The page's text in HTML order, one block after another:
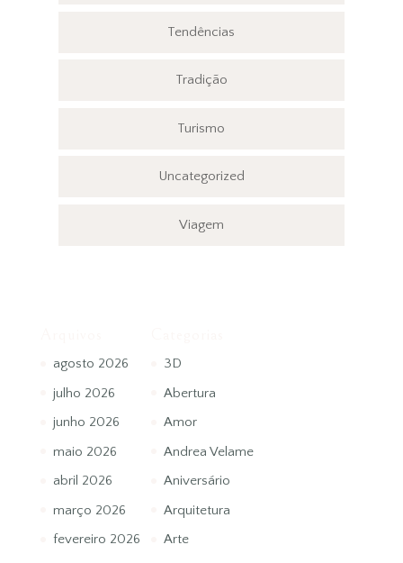
Tendências
Tradição
Turismo
Uncategorized
Viagem
agosto 2026
julho 2026
junho 2026
maio 2026
abril 2026
março 2026
fevereiro 2026
3D
Abertura
Amor
Andrea Velame
Aniversário
Arquitetura
Arte